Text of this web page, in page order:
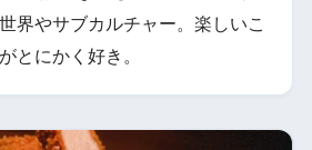
界やサブカルチャー。楽しいこ
とにかく好き。